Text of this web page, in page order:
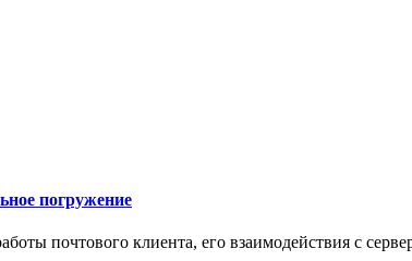
погружение
почтового клиента, его взаимодействия с